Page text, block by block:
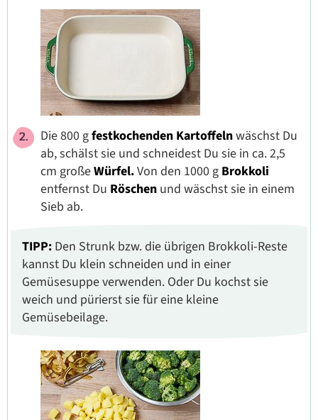
Die 800 gfestkochenden Kartoffelnwäschst Du
ab, schälst sie und schneidest Du sie in ca. 2,5
cm großeWürfel.Von den 1000 g Brokkoli
entfernst Du Röschen und wäschst sie in einem
Sieb ab.
TIPP: Den Strunk bzw. die übrigen Brokkoli-Reste
kannst Du klein schneiden und in einer
Gemüsesuppe verwenden. Oder Du kochst sie
weich und pürierst sie für eine kleine
Gemüsebeilage.